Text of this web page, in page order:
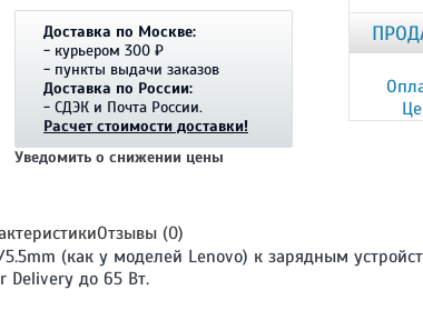
Доставка по Москве:
- курьером 300 ₽
- пункты выдачи заказов
Доставка по России:
- СДЭК и Почта России.
Расчет стоимости доставки!
Уведомить о снижении цены
Отзывы (0)
(как у моделей Lenovo) к зарядным
Delivery до 65 Вт.